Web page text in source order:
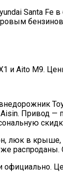
Santa Fe
Привод
люк в